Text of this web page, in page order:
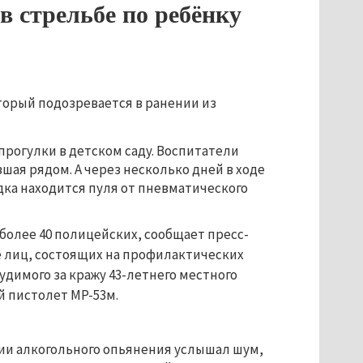
стрельбе по ребёнку
подозревается в ранении из
в детском саду. Воспитатели
рядом. А через несколько дней в ходе
находится пуля от пневматического
40 полицейских, сообщает пресс-
состоящих на профилактических
за кражу 43-летнего местного
пистолет МР-53м.
алкогольного опьянения услышал шум,